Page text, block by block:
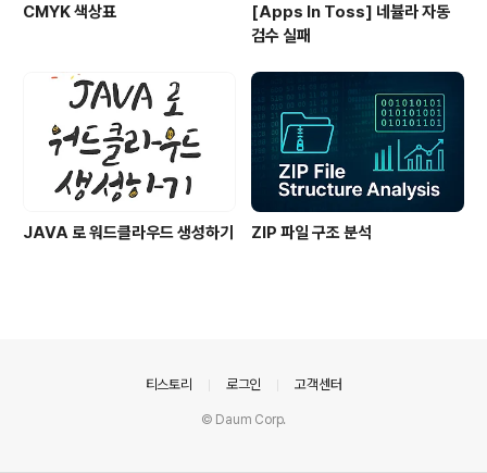
CMYK 색상표
[Apps In Toss] 네뷸라 자동
검수 실패
JAVA 로 워드클라우드 생성하기 ZIP 파일 구조 분석
티스토리 로그인 고객센터
© Daum Corp.